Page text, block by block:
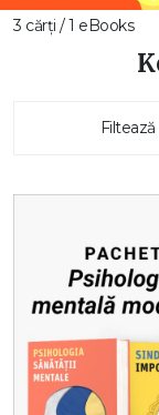
3 cărți / 1 eBooks
Filtează